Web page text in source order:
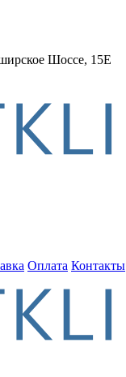
Шоссе, 15Е
Оплата Контакты